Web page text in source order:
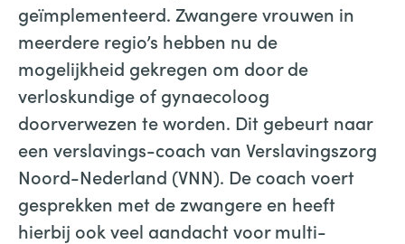
geïmplementeerd. Zwangere vrouwen in
meerdere regio’s hebben nu de
mogelijkheid gekregen om door de
verloskundige of gynaecoloog
doorverwezen te worden. Dit gebeurt naar
een verslavings-coach van Verslavingszorg
Noord-Nederland (VNN). De coach voert
gesprekken met de zwangere en heeft
hierbij ook veel aandacht voor multi-